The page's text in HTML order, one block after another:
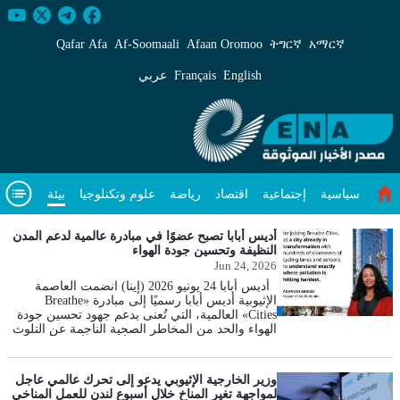
አማርኛ
ትግርኛ
Afaan Oromoo
Af‑Soomaali
Qafar Afa
English
Français عربي
سياسية إجتماعية اقتصاد رياضة علوم وتكنلوجيا بيئة
مقال متميز فيديوهات عن
أديس أبابا تصبح عضوًا في مبادرة عالمية لدعم المدن
النظيفة وتحسين جودة الهواء
Jun 24, 2026
أديس أبابا 24 يونيو 2026 (إينا) انضمت العاصمة
الإثيوبية أديس أبابا رسميًا إلى مبادرة «Breathe
Cities» العالمية، التي تُعنى بدعم جهود تحسين جودة
الهواء والحد من المخاطر الصحية الناجمة عن التلوث
واحدة من 16 مدينة مشاركة في البرنامج المدعوم
من مؤسسة بلومبيرغ الخيرية، والذي يُنفذ بالشراكة
مع صندوق الهواء النظيف وشبكة المدن العالمية
وزير الخارجية الإثيوبي يدعو إلى تحرك عالمي عاجل
لمواجهة تغير المناخ خلال أسبوع لندن للعمل المناخي